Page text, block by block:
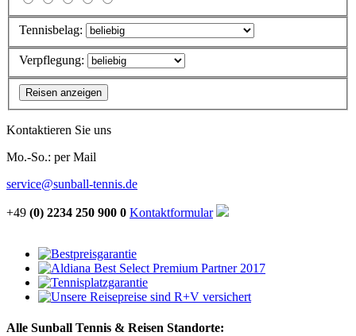
Tennisbelag:
Verpflegung:
Kontaktieren Sie uns
Mo.-So.: per Mail
service@sunball-tennis.de
+49 (0) 2234 250 900 0 Kontaktformular
Alle Sunball Tennis & Reisen Standorte: